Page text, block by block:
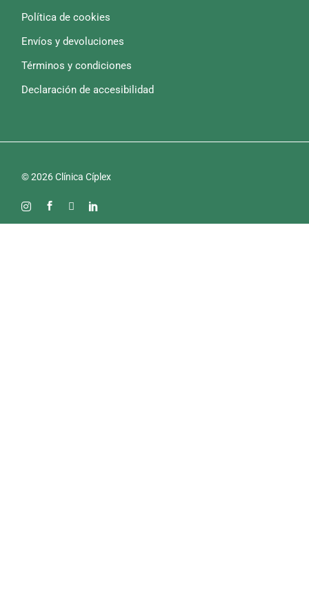
Política de cookies
Envíos y devoluciones
Términos y condiciones
Declaración de accesibilidad
© 2026 Clínica Cíplex